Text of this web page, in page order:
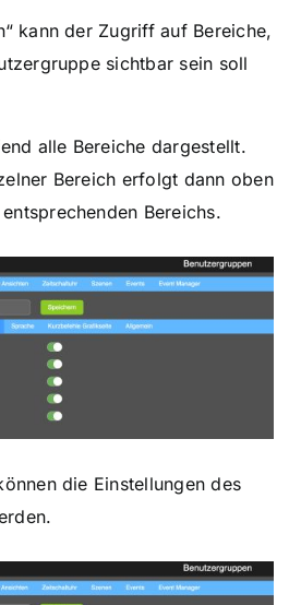
kann der Zugriff auf Bereiche,
sichtbar sein soll
alle Bereiche dargestellt.
Bereich erfolgt dann oben
Bereichs.
die Einstellungen des